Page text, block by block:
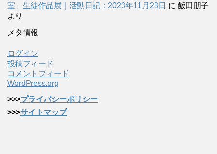
室」生徒作品展｜活動日記：2023年11月28日 に 飯田朋子
より
メタ情報
ログイン
投稿フィード
コメントフィード
WordPress.org
>>>プライバシーポリシー
>>>サイトマップ